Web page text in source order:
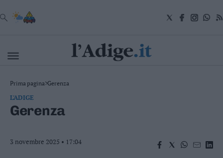
VAI
Cronaca
Economia
Cultura
Salute
Prima pagina>Gerenza
L'ADIGE
Gerenza
3 novembre 2025 • 17:04